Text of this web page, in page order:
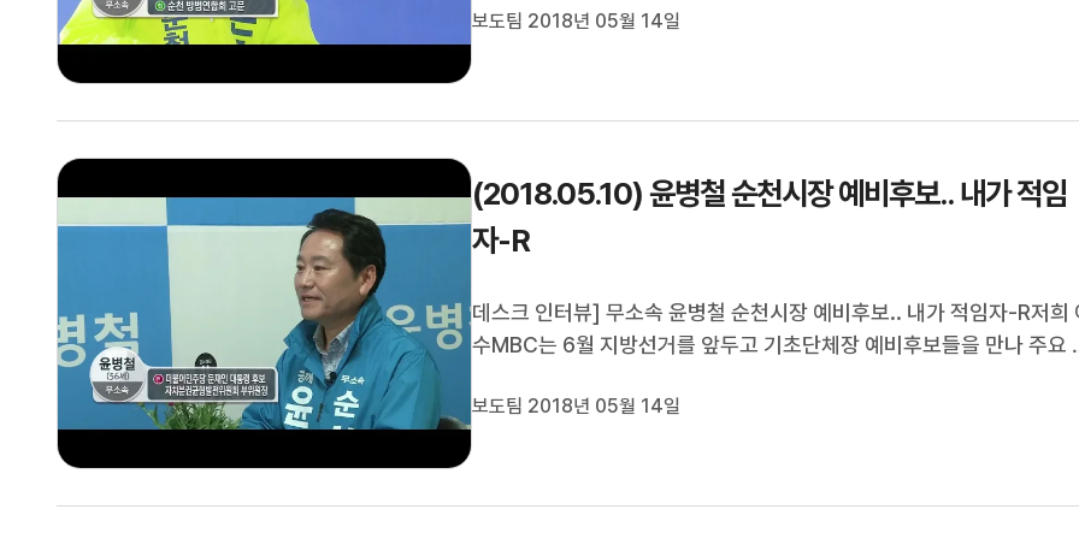
소속 손훈모 예비후보를 김종수 기자가 만나봤습니다.
보도팀 2018년 05월 14일
(2018.05.10) 윤병철 순천시장 예비후보.. 내가 적임
자-R
데스크 인터뷰] 무소속 윤병철 순천시장 예비후보.. 내가 적임자-R저희
수MBC는 6월 지방선거를 앞두고 기초단체장 예비후보들을 만나 주요
소속 윤병철 예비후보를 김종수 기자가 만나봤습니다.
보도팀 2018년 05월 14일